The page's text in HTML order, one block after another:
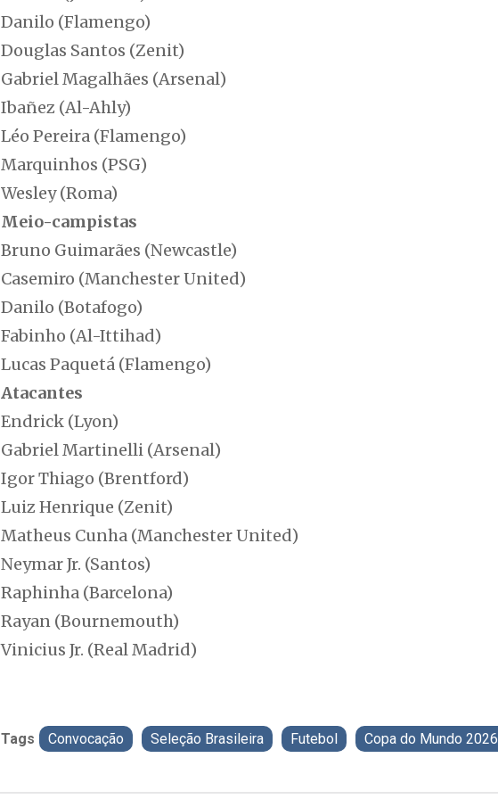
Danilo (Flamengo)
Douglas Santos (Zenit)
Gabriel Magalhães (Arsenal)
Ibañez (Al-Ahly)
Léo Pereira (Flamengo)
Marquinhos (PSG)
Wesley (Roma)
Meio-campistas
Bruno Guimarães (Newcastle)
Casemiro (Manchester United)
Danilo (Botafogo)
Fabinho (Al-Ittihad)
Lucas Paquetá (Flamengo)
Atacantes
Endrick (Lyon)
Gabriel Martinelli (Arsenal)
Igor Thiago (Brentford)
Luiz Henrique (Zenit)
Matheus Cunha (Manchester United)
Neymar Jr. (Santos)
Raphinha (Barcelona)
Rayan (Bournemouth)
Vinicius Jr. (Real Madrid)
Tags Convocação Seleção Brasileira Futebol Copa do Mundo 2026